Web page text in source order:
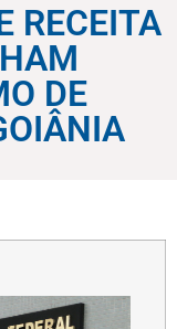
RECEITA
DE